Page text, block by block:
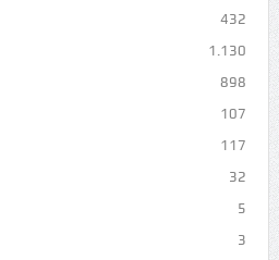
432
1.130
898
107
117
32
5
3